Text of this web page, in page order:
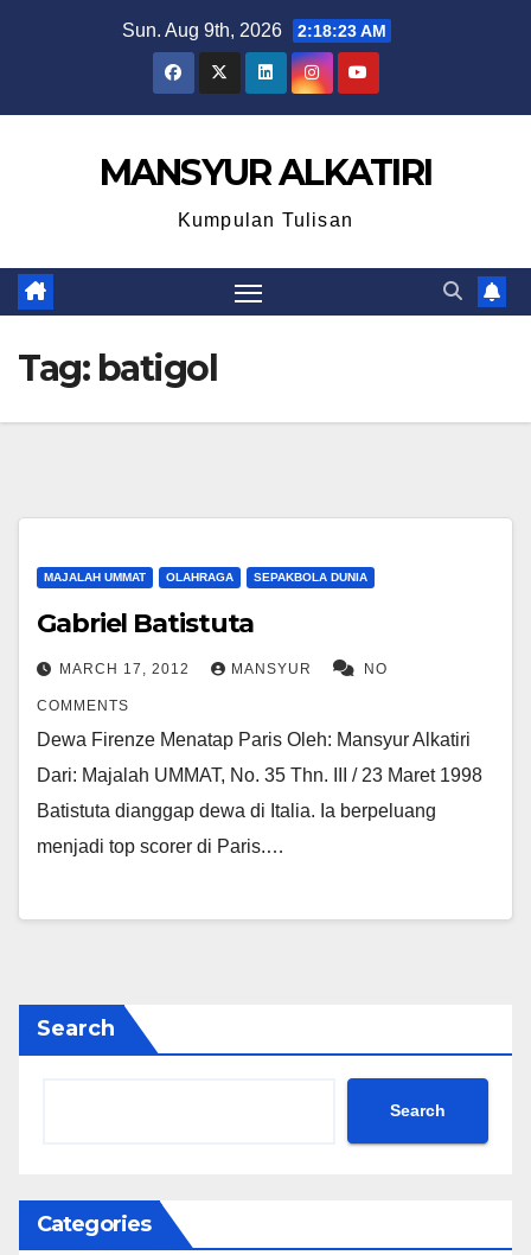
Sun. Aug 9th, 2026 2:18:24 AM
MANSYUR ALKATIRI
Kumpulan Tulisan
Tag: batigol
MAJALAH UMMAT OLAHRAGA SEPAKBOLA DUNIA
Gabriel Batistuta
MARCH 17, 2012 MANSYUR NO
COMMENTS
Dewa Firenze Menatap Paris Oleh: Mansyur Alkatiri
Dari: Majalah UMMAT, No. 35 Thn. III / 23 Maret 1998
Batistuta dianggap dewa di Italia. Ia berpeluang
menjadi top scorer di Paris.…
Search
Search
Categories